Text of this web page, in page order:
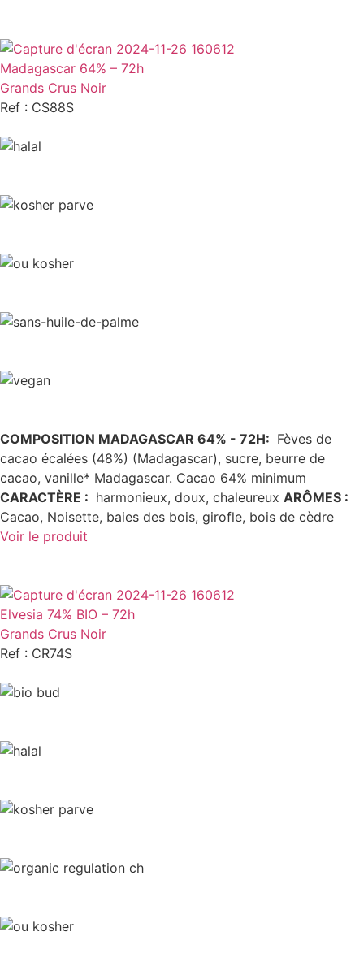
Madagascar 64% – 72h
Grands Crus Noir
Ref : CS88S
COMPOSITION MADAGASCAR 64% - 72H: Fèves de
cacao écalées (48%) (Madagascar), sucre, beurre de
cacao, vanille* Madagascar. Cacao 64% minimum
CARACTÈRE : harmonieux, doux, chaleureux ARÔMES :
Cacao, Noisette, baies des bois, girofle, bois de cèdre
Voir le produit
Elvesia 74% BIO – 72h
Grands Crus Noir
Ref : CR74S